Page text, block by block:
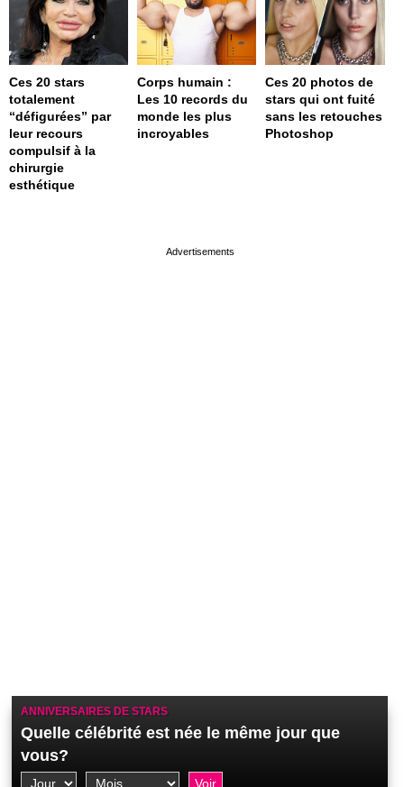
Ces 20 stars
totalement
“défigurées” par
leur recours
compulsif à la
chirurgie
esthétique
Corps humain :
Les 10 records du
monde les plus
incroyables
Ces 20 photos de
stars qui ont fuité
sans les retouches
Photoshop
ANNIVERSAIRES DE STARS
Quelle célébrité est née le même jour que
vous?